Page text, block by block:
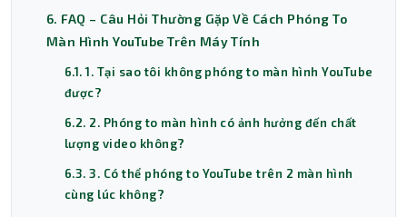
6. FAQ – Câu Hỏi Thường Gặp Về Cách Phóng To
Màn Hình YouTube Trên Máy Tính
6.1. 1. Tại sao tôi không phóng to màn hình YouTube
được?
6.2. 2. Phóng to màn hình có ảnh hưởng đến chất
lượng video không?
6.3. 3. Có thể phóng to YouTube trên 2 màn hình
cùng lúc không?